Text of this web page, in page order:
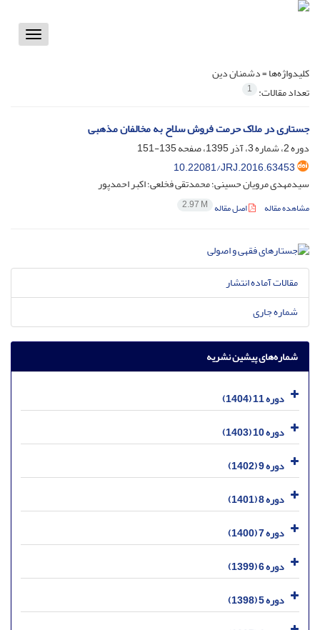
Toggle
کلیدواژه‌ها =دشمنان دین
تعداد مقالات: 1
جستاری در ملاک حرمت فروش سلاح به مخالفان مذهبی
دوره 2، شماره 3، آذر 1395، صفحه
135-151
10.22081/JRJ.2016.63453
سیدمهدی مرویان حسینی؛ محمدتقی فخلعی؛ اکبر احمدپور
مشاهده مقاله اصل مقاله 2.97 M
مقالات آماده انتشار
شماره جاری
شماره‌های پیشین نشریه
دوره 11 (1404)
دوره 10 (1403)
دوره 9 (1402)
دوره 8 (1401)
دوره 7 (1400)
دوره 6 (1399)
دوره 5 (1398)